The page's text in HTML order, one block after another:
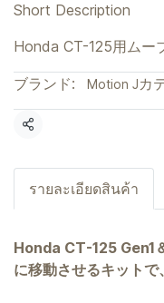
Short Description
Honda CT-125用ムー
ブランド: Motion Jカ
共有
รายละเอียดสินค้า
Honda CT-125 Gen1
に移動させるキットで